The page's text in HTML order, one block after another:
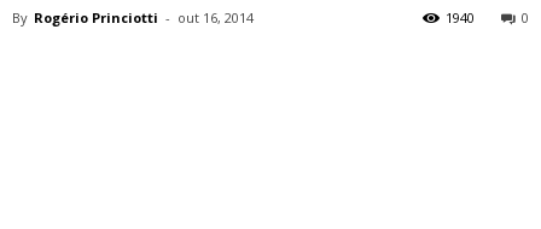
By Rogério Princiotti - out 16, 2014 0
1940